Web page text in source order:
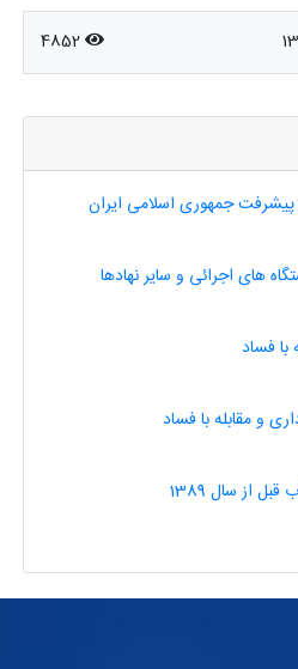
4852
پیشرفت جمهوری اسلامی ایران
های اجرائی و سایر نهادها
با فساد
و مقابله با فساد
از سال 1389